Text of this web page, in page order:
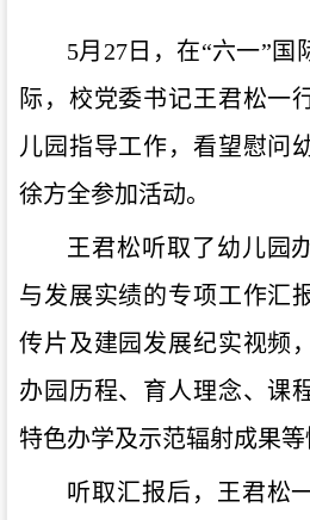
5月27日，在“六一”国
际，校党委书记王君松一
儿园指导工作，看望慰问
徐方全参加活动。
王君松听取了幼儿园
与发展实绩的专项工作汇
传片及建园发展纪实视频
办园历程、育人理念、课
特色办学及示范辐射成果等
听取汇报后，王君松